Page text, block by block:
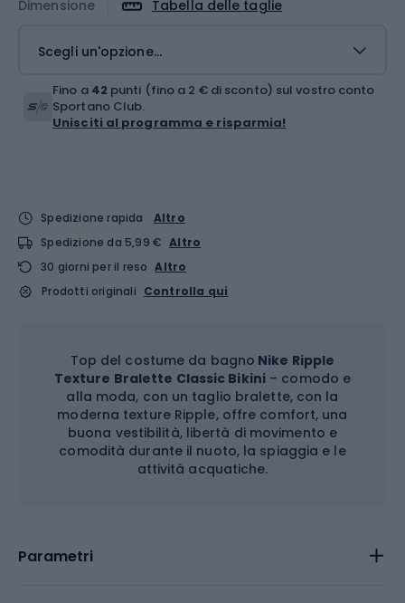
Dimensione Tabella delle taglie
Scegli un'opzione...
Fino a 42 punti (fino a 2 € di sconto) sul vostro conto
Sportano Club.
Unisciti al programma e risparmia!
Spedizione rapida
Altro
Spedizione da 5,99 € Altro
30 giorni per il reso Altro
Prodotti originali Controlla qui
Top del costume da bagno Nike Ripple
Texture Bralette Classic Bikini – comodo e
alla moda, con un taglio bralette, con la
moderna texture Ripple, offre comfort, una
buona vestibilità, libertà di movimento e
comodità durante il nuoto, la spiaggia e le
attività acquatiche.
Parametri